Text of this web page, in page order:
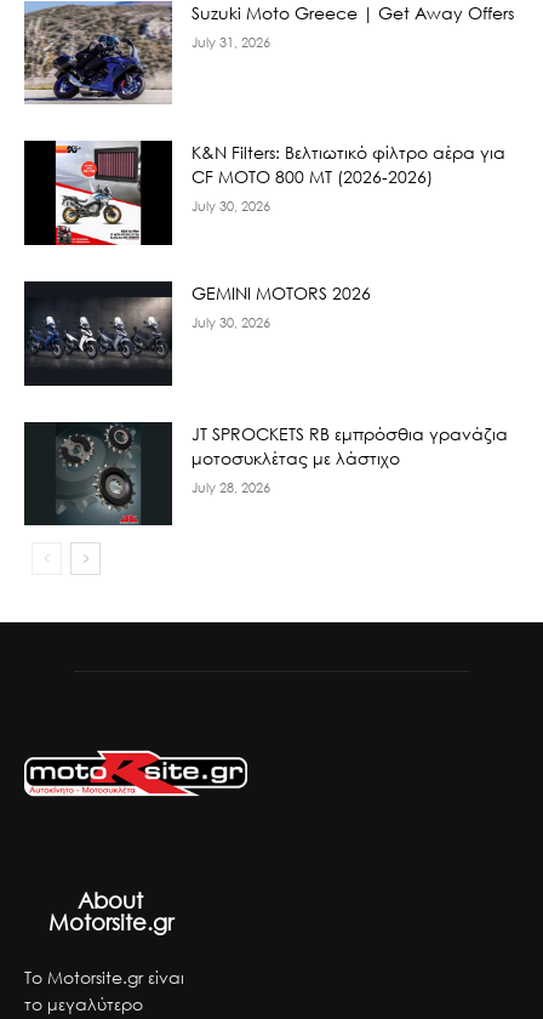
Suzuki Moto Greece | Get Away Offers
July 31, 2026
K&N Filters: Βελτιωτικό φίλτρο αέρα για
CF ΜΟΤΟ 800 ΜΤ (2026-2026)
July 30, 2026
GEMINI MOTORS 2026
July 30, 2026
JT SPROCKETS RB εμπρόσθια γρανάζια
μοτοσυκλέτας με λάστιχο
July 28, 2026
About
Motorsite.gr
Το Motorsite.gr είναι
το μεγαλύτερο